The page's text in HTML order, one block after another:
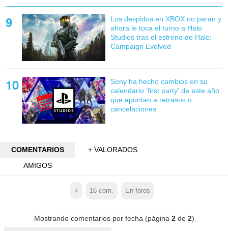
Los despidos en XBOX no paran y
ahora le toca el turno a Halo
Studios tras el estreno de Halo:
Campaign Evolved
Sony ha hecho cambios en su
calendario 'first party' de este año
que apuntan a retrasos o
cancelaciones
COMENTARIOS
+ VALORADOS
AMIGOS
< 16 com. En foros
Mostrando comentarios por fecha (página 2de 2)